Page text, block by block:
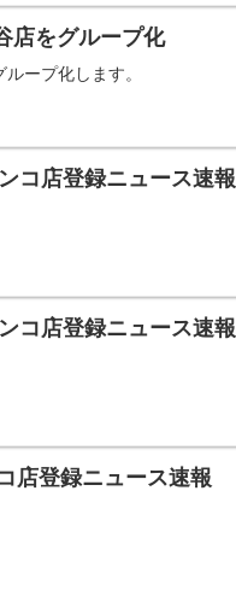
店をグループ化
ープ化します。
コ店登録ニュース速報
コ店登録ニュース速報
店登録ニュース速報